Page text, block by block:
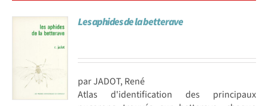
Les aphides de la betterave
par JADOT, René
Atlas d'identification des principaux